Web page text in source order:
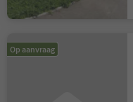
Op aanvraag